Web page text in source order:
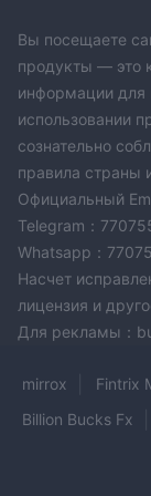
вопросами или
предоставляя
идеальным для
подробного
Во-вторых,
указывает на
Этот подход
проблем,
позволяет
и быстрее
окончательно,
живой чат
за поддержкой в
дня и ночи. Это
трейдеров,
тех, кто
Вы посещаете
продукты — это
информации для
использовании
сознательно
правила страны
Официальный
Telegram：
Whatsapp：
Насчет
лицензия и
Для рекламы：
mirrox Fintrix
Billion Bucks Fx